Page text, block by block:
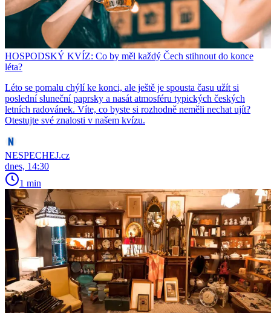
HOSPODSKÝ KVÍZ: Co by měl každý Čech stihnout do konce
léta?
Léto se pomalu chýlí ke konci, ale ještě je spousta času užít si
poslední sluneční paprsky a nasát atmosféru typických českých
letních radovánek. Víte, co byste si rozhodně neměli nechat ujít?
Otestujte své znalosti v našem kvízu.
NESPECHEJ.cz
dnes, 14:30
1 min